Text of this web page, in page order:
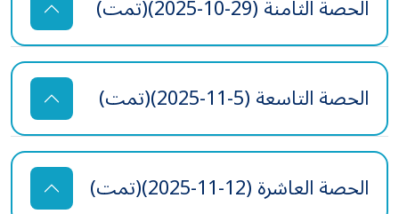
الحصة الثامنة (29-10-2025)(تمت)
الحصة التاسعة (5-11-2025)(تمت)
الحصة العاشرة (12-11-2025)(تمت)